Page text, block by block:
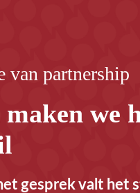
van partnership
maken we
gesprek valt het